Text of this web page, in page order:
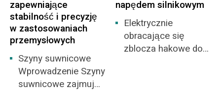
zapewniające
stabilność i precyzję
w zastosowaniach
przemysłowych
Szyny suwnicowe
Wprowadzenie Szyny
suwnicowe zajmują
napędem silnikowym
Elektrycznie
obracające się
zblocza hakowe do